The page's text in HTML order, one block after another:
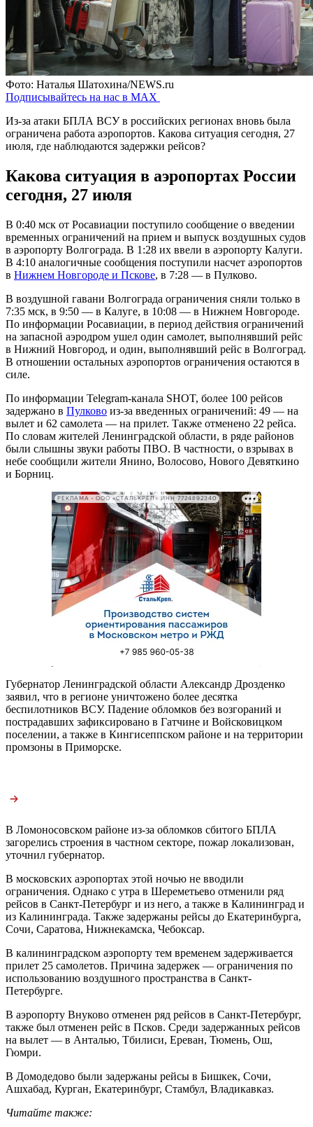
Фото: Наталья Шатохина/NEWS.ru
Подписывайтесь на нас в MAX
Из-за атаки БПЛА ВСУ в российских регионах вновь была
ограничена работа аэропортов. Какова ситуация сегодня, 27
июля, где наблюдаются задержки рейсов?
Какова ситуация в аэропортах России
сегодня, 27 июля
В 0:40 мск от Росавиации поступило сообщение о введении
временных ограничений на прием и выпуск воздушных судов
в аэропорту Волгограда. В 1:28 их ввели в аэропорту Калуги.
В 4:10 аналогичные сообщения поступили насчет аэропортов
в Нижнем Новгороде и Пскове, в 7:28 — в Пулково.
В воздушной гавани Волгограда ограничения сняли только в
7:35 мск, в 9:50 — в Калуге, в 10:08 — в Нижнем Новгороде.
По информации Росавиации, в период действия ограничений
на запасной аэродром ушел один самолет, выполнявший рейс
в Нижний Новгород, и один, выполнявший рейс в Волгоград.
В отношении остальных аэропортов ограничения остаются в
силе.
По информации Telegram-канала SHOT, более 100 рейсов
задержано в Пулково из-за введенных ограничений: 49 — на
вылет и 62 самолета — на прилет. Также отменено 22 рейса.
По словам жителей Ленинградской области, в ряде районов
были слышны звуки работы ПВО. В частности, о взрывах в
небе сообщили жители Янино, Волосово, Нового Девяткино
и Борниц.
РЕКЛАМА • ООО «СТАЛЬКРЕП» ИНН 7724892340
Губернатор Ленинградской области Александр Дрозденко
заявил, что в регионе уничтожено более десятка
беспилотников ВСУ. Падение обломков без возгораний и
пострадавших зафиксировано в Гатчине и Войсковицком
поселении, а также в Кингисеппском районе и на территории
промзоны в Приморске.
В Ломоносовском районе из-за обломков сбитого БПЛА
загорелись строения в частном секторе, пожар локализован,
уточнил губернатор.
В московских аэропортах этой ночью не вводили
ограничения. Однако с утра в Шереметьево отменили ряд
рейсов в Санкт-Петербург и из него, а также в Калининград и
из Калининграда. Также задержаны рейсы до Екатеринбурга,
Сочи, Саратова, Нижнекамска, Чебоксар.
В калининградском аэропорту тем временем задерживается
прилет 25 самолетов. Причина задержек — ограничения по
использованию воздушного пространства в Санкт-
Петербурге.
В аэропорту Внуково отменен ряд рейсов в Санкт-Петербург,
также был отменен рейс в Псков. Среди задержанных рейсов
на вылет — в Анталью, Тбилиси, Ереван, Тюмень, Ош,
Гюмри.
В Домодедово были задержаны рейсы в Бишкек, Сочи,
Ашхабад, Курган, Екатеринбург, Стамбул, Владикавказ.
Читайте также: